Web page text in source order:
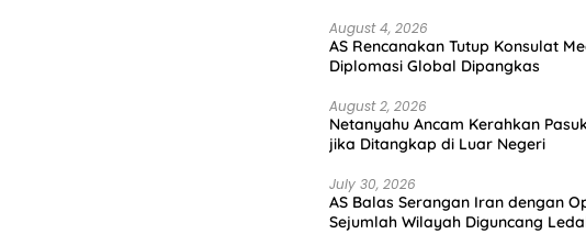
August 4, 2026
AS Rencanakan Tutup Konsulat
Diplomasi Global Dipangkas
August 2, 2026
Netanyahu Ancam Kerahkan
jika Ditangkap di Luar Negeri
July 30, 2026
AS Balas Serangan Iran dengan
Sejumlah Wilayah Diguncang